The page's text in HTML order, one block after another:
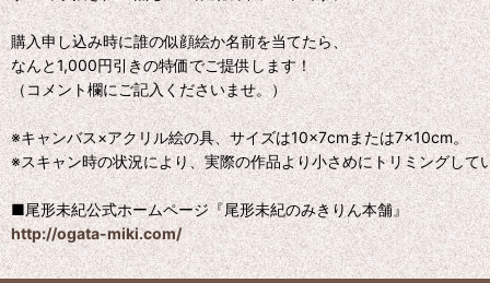
購入申し込み時に誰の似顔絵か名前を当てたら、
なんと1,000円引きの特価でご提供します！
（コメント欄にご記入くださいませ。）
※キャンバス×アクリル絵の具、サイズは10×7cmまたは7×10cm。
※スキャン時の状況により、実際の作品より小さめにトリミングして
■尾形未紀公式ホームページ『尾形未紀のみきりん本舗』
http://ogata-miki.com/